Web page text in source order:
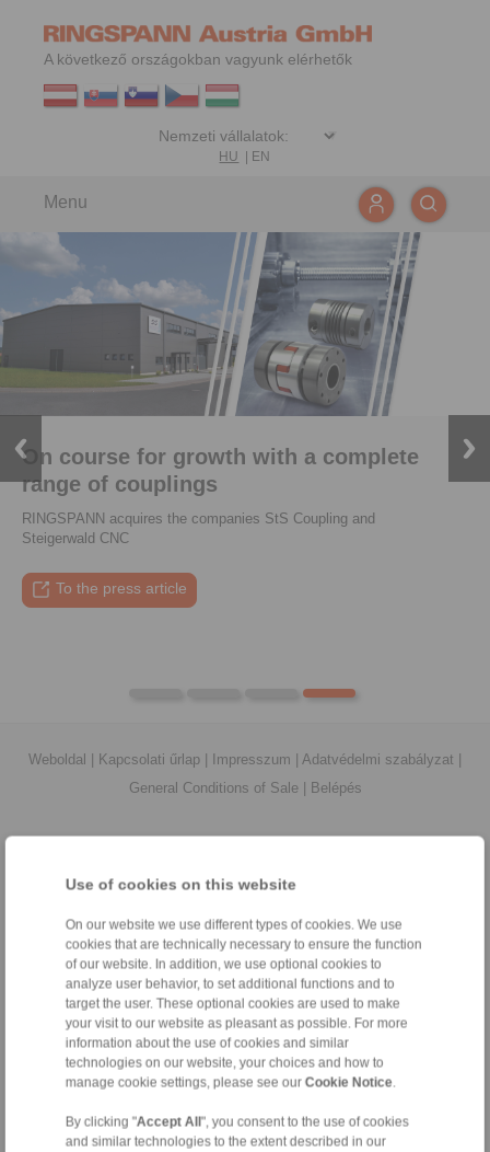
Use of cookies on this website
On our website we use different types of cookies. We use
cookies that are technically necessary to ensure the function
of our website. In addition, we use optional cookies to
analyze user behavior, to set additional functions and to
target the user. These optional cookies are used to make
your visit to our website as pleasant as possible. For more
information about the use of cookies and similar
technologies on our website, your choices and how to
manage cookie settings, please see our Cookie Notice
By clicking "Accept All", you consent to the use of cookies
and similar technologies to the extent described in our
A következő országokban vagyunk elérhetők
HU EN
Menu
To the press article
To the video
To the coupling tool
On course for growth with a complete
range of couplings
RINGSPANN acquires the companies StS Coupling and
Steigerwald CNC
To the press article
Weboldal Kapcsolati űrlap Impresszum Adatvédelmi szabályzat
General Conditions of Sale| Belépés
Termékek
Áttekintés
Szabadonfutók
Fékek
Tengelykötések
Heavy-Duty Couplings
Industrial Couplings
Precision Couplings
Precíziós befogók
RCS® Remote Control Systems